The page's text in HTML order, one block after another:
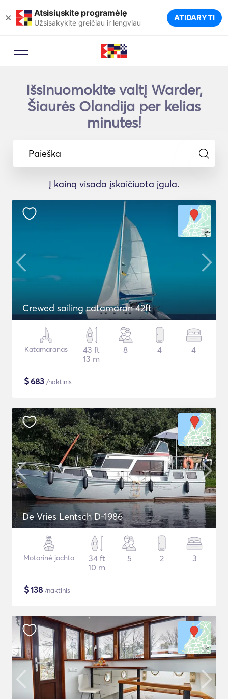
× Atsisiųskite programėlę
Užsisakykite greičiau ir lengviau ATIDARYTI
Išsinuomokite valtį Warder,
Šiaurės Olandija per kelias
minutes!
Paieška
Į kainą visada įskaičiuota įgula.
Crewed sailing catamaran 42ft
Katamaranas
43 ft
13 m
8 4 4
$683 /naktinis
De Vries Lentsch D-1986
Motorinė jachta
34 ft
10 m
5 2 3
$138 /naktinis